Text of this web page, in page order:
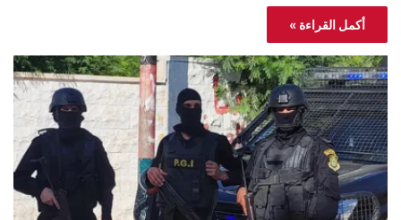
أكمل القراءة »